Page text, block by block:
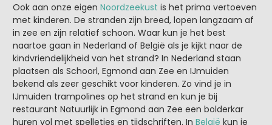
Ook aan onze eigen Noordzeekust is het prima vertoeven
met kinderen. De stranden zijn breed, lopen langzaam af
in zee en zijn relatief schoon. Waar kun je het best
naartoe gaan in Nederland of België als je kijkt naar de
kindvriendelijkheid van het strand? In Nederland staan
plaatsen als Schoorl, Egmond aan Zee en IJmuiden
bekend als zeer geschikt voor kinderen. Zo vind je in
IJmuiden trampolines op het strand en kun je bij
restaurant Natuurlijk in Egmond aan Zee een bolderkar
huren vol met spelletjes en tijdschriften. In België kun je